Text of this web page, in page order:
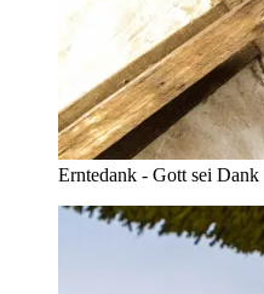
Erntedank - Gott sei Dank